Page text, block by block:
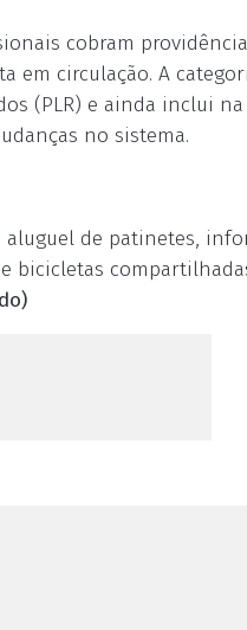
cobram
em circulação. A
(PLR) e ainda inclui
no sistema.
aluguel de patinetes,
bicicletas